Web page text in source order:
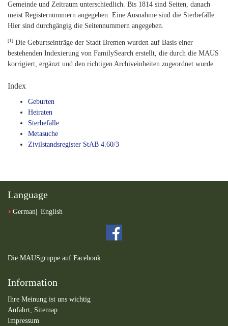
Gemeinde und Zeitraum unterschiedlich. Bis 1814 sind Seiten, danach
meist Registernummern angegeben. Eine Ausnahme sind die Sterbefälle.
Hier sind durchgängig die Seitennummern angegeben.
[1] Die Geburtseinträge der Stadt Bremen wurden auf Basis einer
bestehenden Indexierung von FamilySearch erstellt, die durch die MAUS
korrigiert, ergänzt und den richtigen Archiveinheiten zugeordnet wurde.
Index
Geburten
Heiraten
Sterbefälle
Metasuche
Zivilstandsregister StAB 4.60/3
Language
German English
Die MAUSgruppe auf Facebook
Information
Ihre Meinung ist uns wichtig
Anfahrt, Sitemap
Impressum